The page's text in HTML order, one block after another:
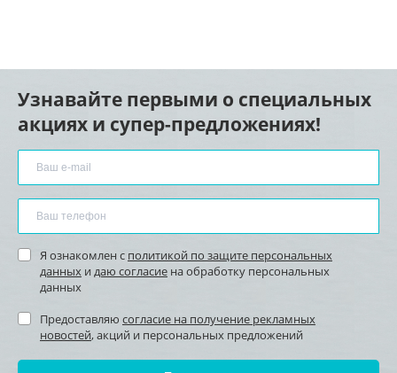
Узнавайте первыми о специальных
акциях и супер-предложениях!
Я ознакомлен с политикой по защите персональных
данных и даю согласие на обработку персональных
данных
Предоставляю согласие на получение рекламных
новостей, акций и персональных предложений